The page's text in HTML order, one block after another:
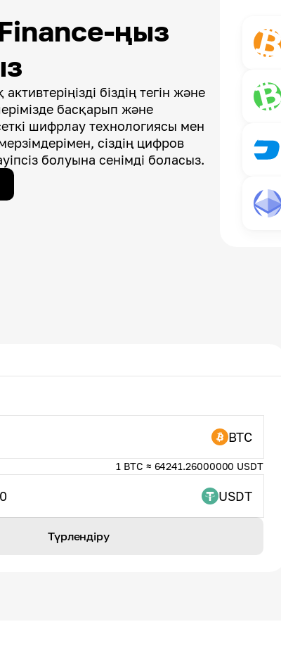
ңыз
біздің тегін және
басқарып және
шифрлау технологиясы мен
сіздің цифров
болуына сенімді боласыз.
BTC
1 BTC ≈ 64241.26000000 USDT
USDT
Түрлендіру